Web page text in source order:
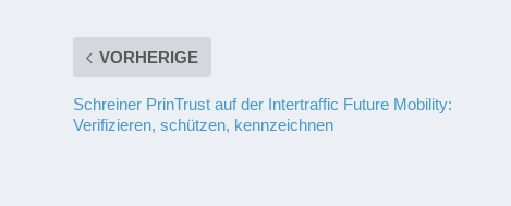
VORHERIGE
Schreiner PrinTrust auf der Intertraffic Future Mobility:
Verifizieren, schützen, kennzeichnen